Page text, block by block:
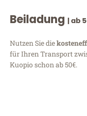
Beiladung | ab
Nutzen Sie die
für Ihren Transport
Kuopio schon ab 50€.